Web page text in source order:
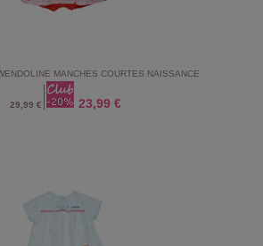
MANCHES COURTES NAISSANCE
29,99 € 23,99 €